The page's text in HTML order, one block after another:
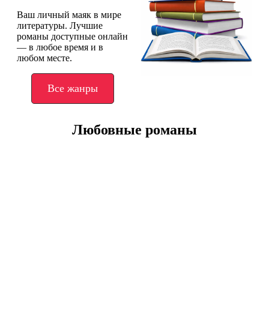
Ваш личный маяк в мире
литературы. Лучшие
романы доступные онлайн
— в любое время и в
любом месте.
Все жанры
Любовные романы